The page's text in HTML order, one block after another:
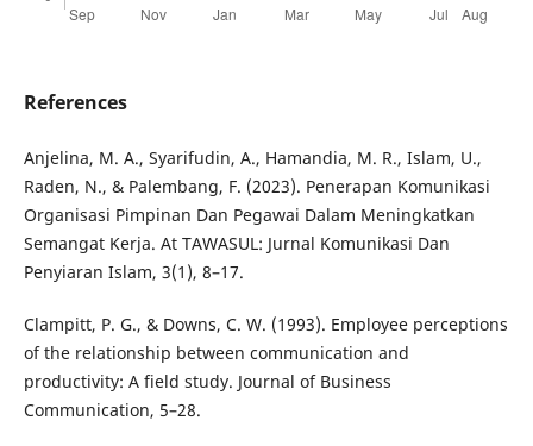
References
Anjelina, M. A., Syarifudin, A., Hamandia, M. R., Islam, U.,
Raden, N., & Palembang, F. (2023). Penerapan Komunikasi
Organisasi Pimpinan Dan Pegawai Dalam Meningkatkan
Semangat Kerja. At TAWASUL: Jurnal Komunikasi Dan
Penyiaran Islam, 3(1), 8–17.
Clampitt, P. G., & Downs, C. W. (1993). Employee perceptions
of the relationship between communication and
productivity: A field study. Journal of Business
Communication, 5–28.